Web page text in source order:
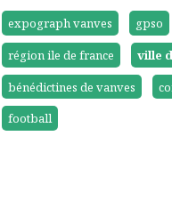
expograph vanves gpso
région ile de france
ville
bénédictines de vanves
football